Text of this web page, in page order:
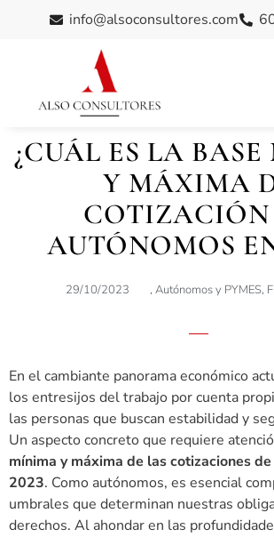
info@alsoconsultores.com
¿CUÁL ES LA
Y MÁXIMA
COTIZACIÓN
AUTÓNOMOS
29/10/2023 , Autónomos y PYMES,
En el cambiante panorama económico
los entresijos del trabajo por cuenta
las personas que buscan estabilidad y
Un aspecto concreto que requiere
mínima y máxima de lascotizaciones
2023. Como autónomos, es esencial
umbrales que determinan nuestras
derechos. Al ahondar en las